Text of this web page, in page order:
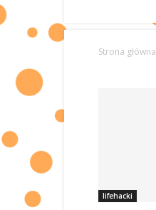
Strona główna
lifehacki